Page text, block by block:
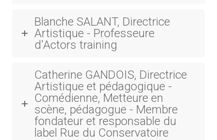
Blanche SALANT, Directrice
Artistique - Professeure
d'Actors training
Catherine GANDOIS, Directrice
Artistique et pédagogique -
Comédienne, Metteure en
scène, pédagogue - Membre
fondateur et responsable du
label Rue du Conservatoire